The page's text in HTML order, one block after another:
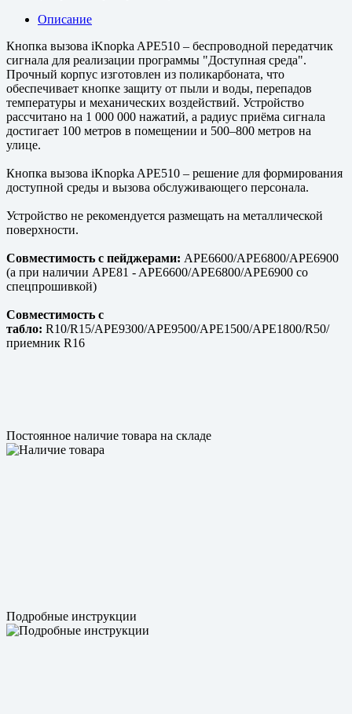
Описание
Кнопка вызова iKnopka APE510 – беспроводной передатчик
сигнала для реализации программы "Доступная среда".
Прочный корпус изготовлен из поликарбоната, что
обеспечивает кнопке защиту от пыли и воды, перепадов
температуры и механических воздействий. Устройство
рассчитано на 1 000 000 нажатий, а радиус приёма сигнала
достигает 100 метров в помещении и 500–800 метров на
улице.
Кнопка вызова iKnopka APE510 – решение для формирования
доступной среды и вызова обслуживающего персонала.
Устройство не рекомендуется размещать на металлической
поверхности.
Совместимость с пейджерами: APE6600/APE6800/APE6900
(а при наличии APE81 - APE6600/APE6800/APE6900 со
спецпрошивкой)
Совместимость с
табло: R10/R15/APE9300/APE9500/APE1500/APE1800/R50/
приемник R16
Постоянное наличие товара на складе
Подробные инструкции